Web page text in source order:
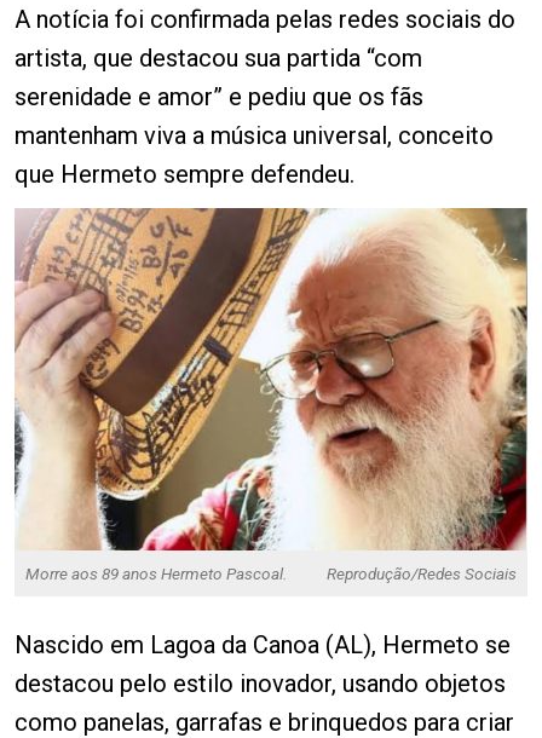
A notícia foi confirmada pelas redes sociais do
artista, que destacou sua partida “com
serenidade e amor” e pediu que os fãs
mantenham viva a música universal, conceito
que Hermeto sempre defendeu.
Morre aos 89 anos Hermeto Pascoal. Reprodução/Redes Sociais
Nascido em Lagoa da Canoa (AL), Hermeto se
destacou pelo estilo inovador, usando objetos
como panelas, garrafas e brinquedos para criar